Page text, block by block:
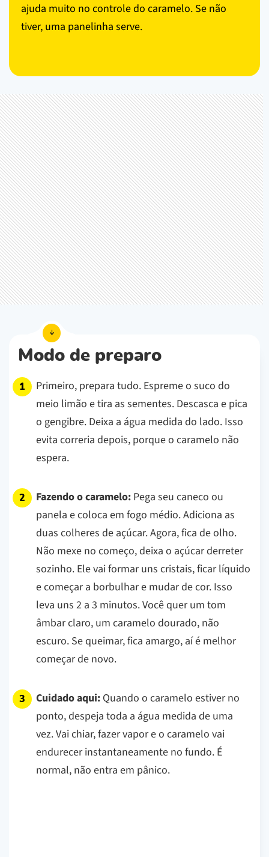
ajuda muito no controle do caramelo. Se não
tiver, uma panelinha serve.
Modo de preparo
Primeiro, prepara tudo. Espreme o suco do
meio limão e tira as sementes. Descasca e pica
o gengibre. Deixa a água medida do lado. Isso
evita correria depois, porque o caramelo não
espera.
Fazendo o caramelo: Pega seu caneco ou
panela e coloca em fogo médio. Adiciona as
duas colheres de açúcar. Agora, fica de olho.
Não mexe no começo, deixa o açúcar derreter
sozinho. Ele vai formar uns cristais, ficar líquido
e começar a borbulhar e mudar de cor. Isso
leva uns 2 a 3 minutos. Você quer um tom
âmbar claro, um caramelo dourado, não
escuro. Se queimar, fica amargo, aí é melhor
começar de novo.
Cuidado aqui: Quando o caramelo estiver no
ponto, despeja toda a água medida de uma
vez. Vai chiar, fazer vapor e o caramelo vai
endurecer instantaneamente no fundo. É
normal, não entra em pânico.